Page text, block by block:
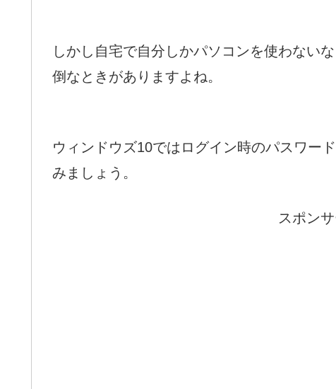
しかし自宅で自分しかパソコンを使わない
倒なときがありますよね。
ウィンドウズ10ではログイン時のパスワー
みましょう。
スポン